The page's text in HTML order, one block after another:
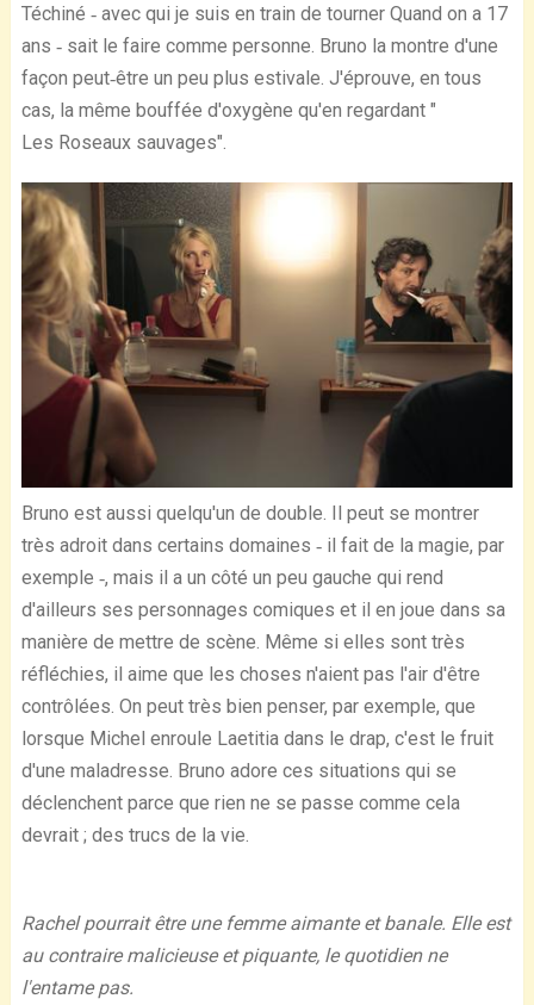
Téchiné ‐ avec qui je suis en train de tourner Quand on a 17
ans ‐ sait le faire comme personne. Bruno la montre d'une
façon peut‐être un peu plus estivale. J'éprouve, en tous
cas, la même bouffée d'oxygène qu'en regardant "
Les Roseaux sauvages".
Bruno est aussi quelqu'un de double. Il peut se montrer
très adroit dans certains domaines ‐ il fait de la magie, par
exemple ‐, mais il a un côté un peu gauche qui rend
d'ailleurs ses personnages comiques et il en joue dans sa
manière de mettre de scène. Même si elles sont très
réfléchies, il aime que les choses n'aient pas l'air d'être
contrôlées. On peut très bien penser, par exemple, que
lorsque Michel enroule Laetitia dans le drap, c'est le fruit
d'une maladresse. Bruno adore ces situations qui se
déclenchent parce que rien ne se passe comme cela
devrait ; des trucs de la vie.
Rachel pourrait être une femme aimante et banale. Elle est
au contraire malicieuse et piquante, le quotidien ne
l'entame pas.